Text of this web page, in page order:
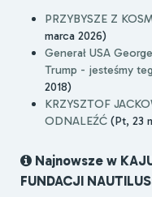
PRZYBYSZE Z
marca 2026)
Generał USA
Trump - jesteśmy
2018)
KRZYSZTOF
ODNALEŹĆ (Pt, 23
Najnowsze w
FUNDACJI